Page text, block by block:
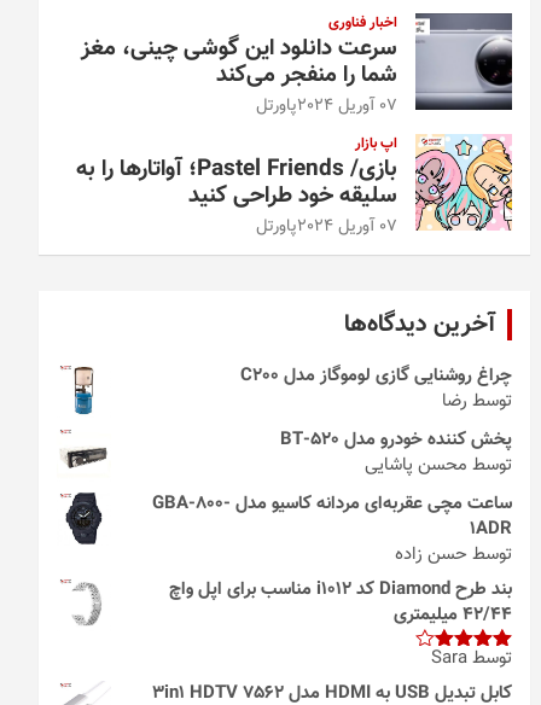
اخبار فناوری
سرعت دانلود این گوشی چینی، مغز
شما را منفجر می‌کند
07 آوریل 2024 پاورتل
اپ بازار
بازی/ Pastel Friends؛ آواتارها را به
سلیقه خود طراحی کنید
07 آوریل 2024 پاورتل
آخرین دیدگاه‌ها
چراغ روشنایی گازی لوموگاز مدل C200
توسط رضا
پخش کننده خودرو مدل 520-BT
توسط محسن پاشایی
ساعت مچی عقربه‌ای مردانه کاسیو مدل GBA-800-
1ADR
توسط حسن زاده
بند طرح Diamond کد i1012 مناسب برای اپل واچ
42/44 میلیمتری
امتیاز4
از 5
توسط Sara
کابل تبدیل USB به HDMI مدل 3in1 HDTV 7562